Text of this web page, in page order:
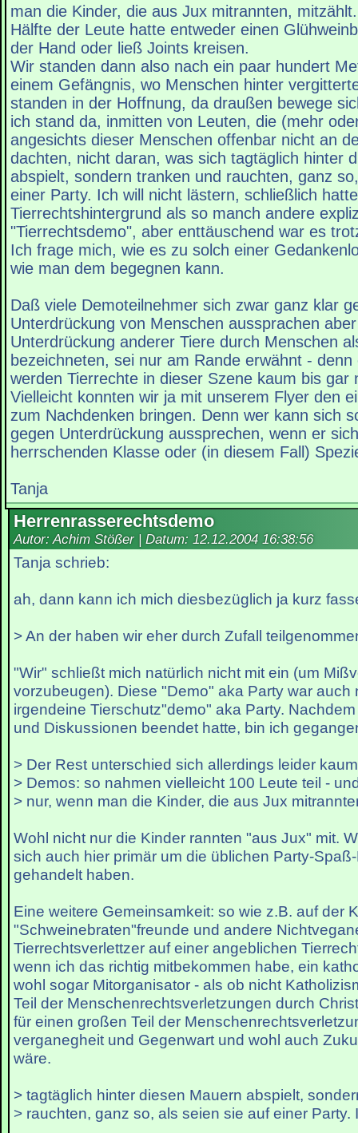
man die Kinder, die aus Jux mitrannten,
Hälfte der Leute hatte entweder einen
der Hand oder ließ Joints kreisen.
Wir standen dann also nach ein paar hundert
einem Gefängnis, wo Menschen hinter
standen in der Hoffnung, da draußen bewege
ich stand da, inmitten von Leuten, die (mehr
angesichts dieser Menschen offenbar nicht an
dachten, nicht daran, was sich tagtäglich hinter
abspielt, sondern tranken und rauchten, ganz
einer Party. Ich will nicht lästern, schließlich
Tierrechtshintergrund als so manch andere
"Tierrechtsdemo", aber enttäuschend war es
Ich frage mich, wie es zu solch einer
wie man dem begegnen kann.
Daß viele Demoteilnehmer sich zwar ganz klar
Unterdrückung von Menschen aussprachen
Unterdrückung anderer Tiere durch Menschen
bezeichneten, sei nur am Rande erwähnt -
werden Tierrechte in dieser Szene kaum bis gar
Vielleicht konnten wir ja mit unserem Flyer den
zum Nachdenken bringen. Denn wer kann sich
gegen Unterdrückung aussprechen, wenn er
herrschenden Klasse oder (in diesem Fall)
Tanja
Herrenrasserechtsdemo
Autor: Achim Stößer | Datum: 12.12.2004 16:38:56
Tanja schrieb:
ah, dann kann ich mich diesbezüglich ja kurz
> An der haben wir eher durch Zufall
"Wir" schließt mich natürlich nicht mit ein (um
vorzubeugen). Diese "Demo" aka Party war auch
irgendeine Tierschutz"demo" aka Party.
und Diskussionen beendet hatte, bin ich
> Der Rest unterschied sich allerdings leider
> Demos: so nahmen vielleicht 100 Leute teil -
> nur, wenn man die Kinder, die aus Jux
Wohl nicht nur die Kinder rannten "aus Jux" mit.
sich auch hier primär um die üblichen Party-
gehandelt haben.
Eine weitere Gemeinsamkeit: so wie z.B. auf der
"Schweinebraten"freunde und andere
Tierrechtsverlettzer auf einer angeblichen
wenn ich das richtig mitbekommen habe, ein
wohl sogar Mitorganisator - als ob nicht
Teil der Menschenrechtsverletzungen durch
für einen großen Teil der
verganegheit und Gegenwart und wohl auch
wäre.
> tagtäglich hinter diesen Mauern abspielt,
> rauchten, ganz so, als seien sie auf einer Party.